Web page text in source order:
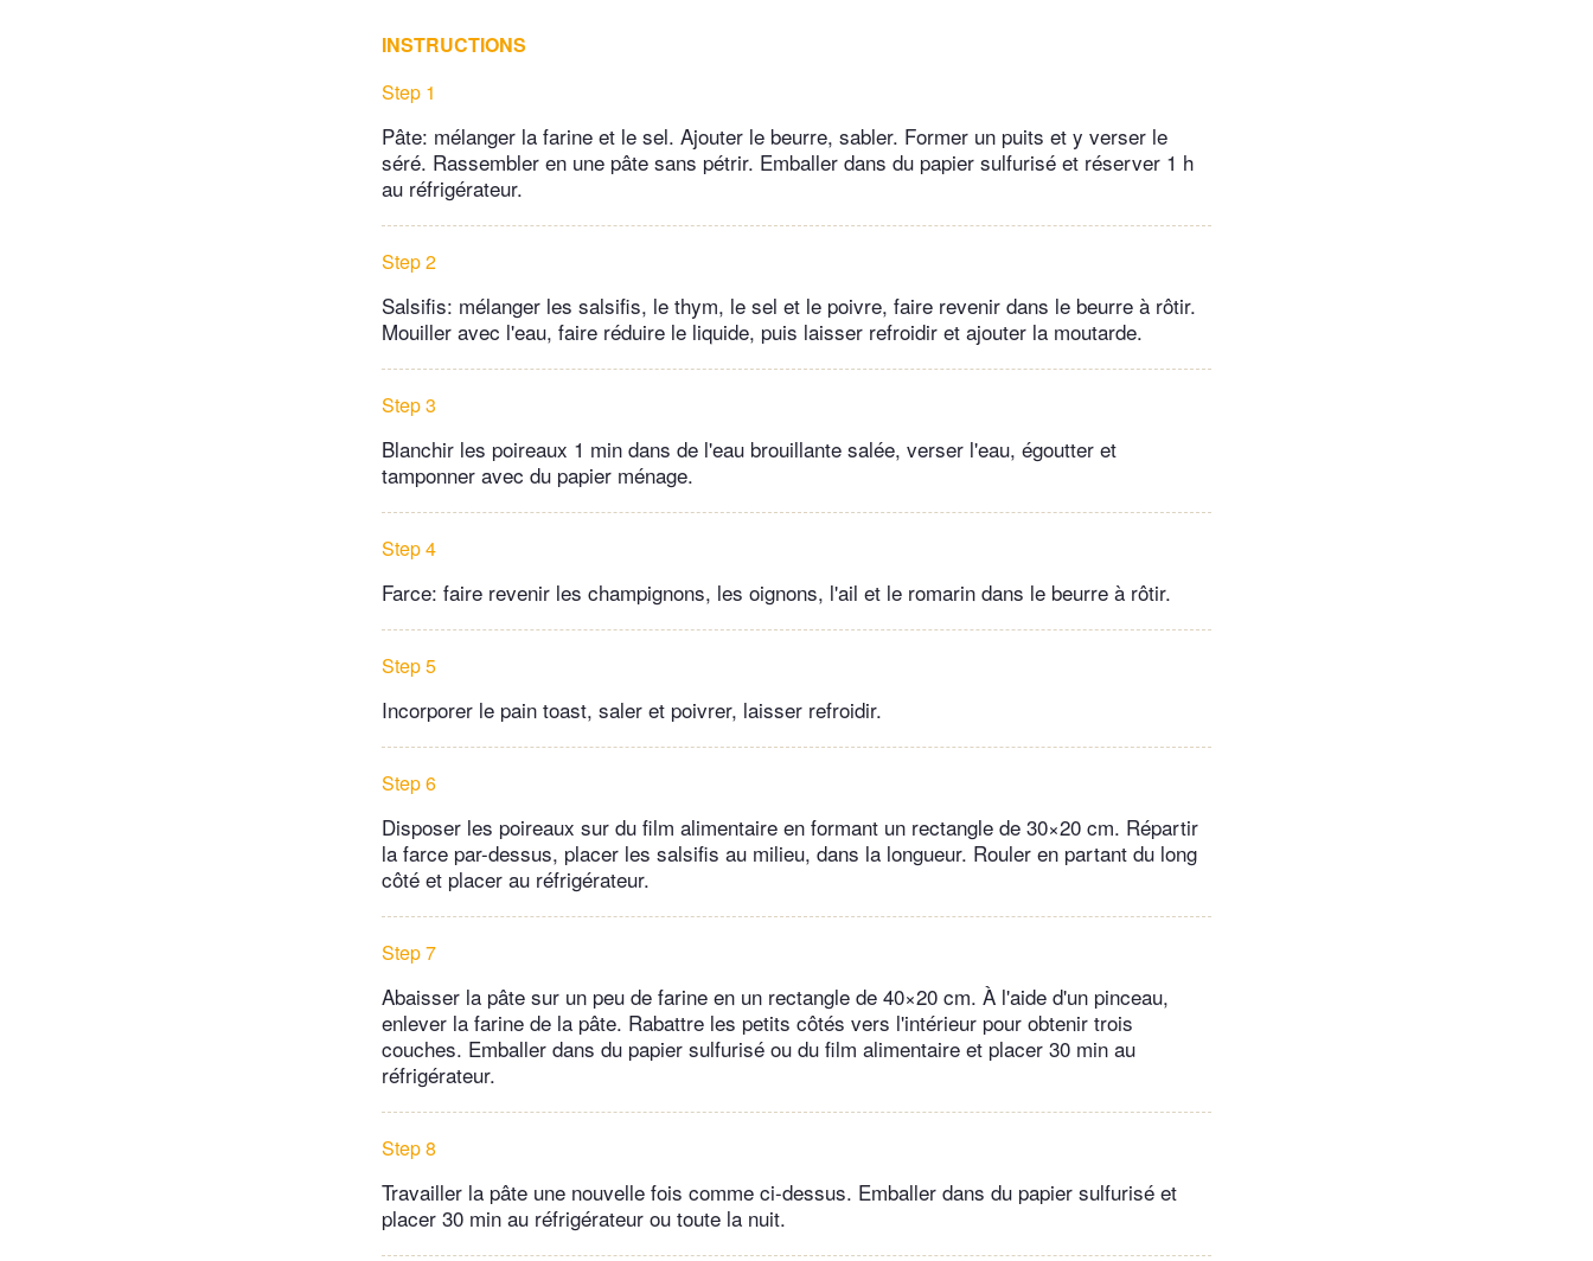
INSTRUCTIONS
Step 1
Pâte: mélanger la farine et le sel. Ajouter le beurre, sabler. Former un puits et y verser le
séré. Rassembler en une pâte sans pétrir. Emballer dans du papier sulfurisé et réserver 1 h
au réfrigérateur.
Step 2
Salsifis: mélanger les salsifis, le thym, le sel et le poivre, faire revenir dans le beurre à rôtir.
Mouiller avec l'eau, faire réduire le liquide, puis laisser refroidir et ajouter la moutarde.
Step 3
Blanchir les poireaux 1 min dans de l'eau brouillante salée, verser l'eau, égoutter et
tamponner avec du papier ménage.
Step 4
Farce: faire revenir les champignons, les oignons, l'ail et le romarin dans le beurre à rôtir.
Step 5
Incorporer le pain toast, saler et poivrer, laisser refroidir.
Step 6
Disposer les poireaux sur du film alimentaire en formant un rectangle de 30×20 cm. Répartir
la farce par-dessus, placer les salsifis au milieu, dans la longueur. Rouler en partant du long
côté et placer au réfrigérateur.
Step 7
Abaisser la pâte sur un peu de farine en un rectangle de 40×20 cm. À l'aide d'un pinceau,
enlever la farine de la pâte. Rabattre les petits côtés vers l'intérieur pour obtenir trois
couches. Emballer dans du papier sulfurisé ou du film alimentaire et placer 30 min au
réfrigérateur.
Step 8
Travailler la pâte une nouvelle fois comme ci-dessus. Emballer dans du papier sulfurisé et
placer 30 min au réfrigérateur ou toute la nuit.